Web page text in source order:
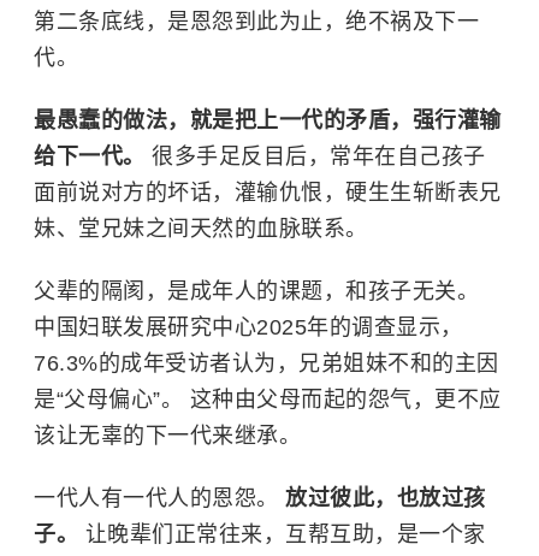
第二条底线，是恩怨到此为止，绝不祸及下一
代。
最愚蠢的做法，就是把上一代的矛盾，强行灌输
给下一代。 很多手足反目后，常年在自己孩子
面前说对方的坏话，灌输仇恨，硬生生斩断表兄
妹、堂兄妹之间天然的血脉联系。
父辈的隔阂，是成年人的课题，和孩子无关。
中国妇联发展研究中心2025年的调查显示，
76.3%的成年受访者认为，兄弟姐妹不和的主因
是“父母偏心”。 这种由父母而起的怨气，更不应
该让无辜的下一代来继承。
一代人有一代人的恩怨。 放过彼此，也放过孩
子。 让晚辈们正常往来，互帮互助，是一个家